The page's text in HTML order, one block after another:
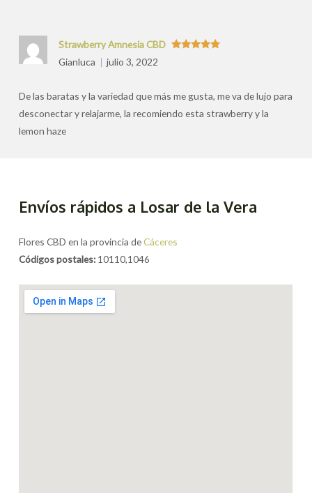
Strawberry Amnesia CBD
Gianluca
julio 3, 2022
De las baratas y la variedad que más me gusta, me va de lujo para
desconectar y relajarme, la recomiendo esta strawberry y la
lemon haze
Envíos rápidos a Losar de la Vera
Flores CBD en la provincia deCáceres
Códigos postales: 10110,1046